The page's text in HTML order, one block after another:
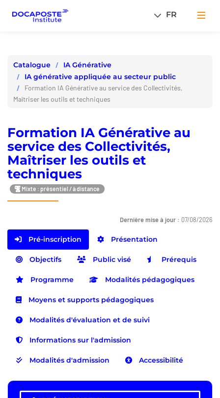
FR
Catalogue
IA Générative
IA générative appliquée au secteur public
Formation IA Générative au service des Collectivités,
Maîtriser les outils et techniques
Formation IA Générative au
service des Collectivités,
Maîtriser les outils et
techniques
Mixte : présentiel / à distance
Dernière mise à jour : 07/08/2026
Pré-inscription Présentation
Objectifs Public visé Prérequis
Programme Modalités pédagogiques
Moyens et supports pédagogiques
Modalités d'évaluation et de suivi
Informations sur l'admission
Modalités d'admission Accessibilité